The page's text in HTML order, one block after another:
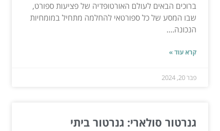
ברוכים הבאים לעולם האורטופדיה של פציעות ספורט,
שבו המסע של כל ספורטאי להחלמה מתחיל במומחיות
הנכונה....
קרא עוד »
פבר 20, 2024
גנרטור סולארי: גנרטור ביתי